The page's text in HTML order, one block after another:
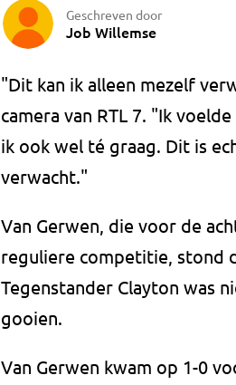
Geschreven door
Job Willemse
"Dit kan ik alleen mezelf
camera van RTL 7. "Ik
ik ook wel té graag. Dit is
verwacht."
Van Gerwen, die voor de
reguliere competitie, stond
Tegenstander Clayton was
gooien.
Van Gerwen kwam op 1-0